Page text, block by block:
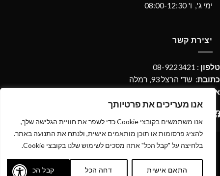
אנו מעריכים את פרטיותך
אנו משתמשים בקובצי Cookie כדי לשפר את חוויית הגלישה שלך,
להציג פרסומות או תוכן מותאמים אישית, ולנתח את התנועה באתר.
בלחיצה על "קבל הכל" אתה מסכים לשימוש שלנו בקובצי Cookie.
התאם אישית דחה הכל קבל הכל
ימי ג', ו' 08:00-12:30
יצירת קשר
טלפון : 08-9223421
כתובת: שד' הרצל 93, רמלה
אימייל
כל הזכויות שמורות 2026 © אימפריאל נשק ותחמושת| מנוהל על ידי